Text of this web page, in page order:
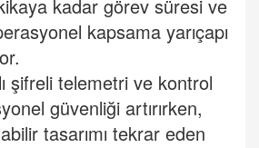
kadar görev süresi ve
kapsama yarıçapı
şifreli telemetri ve kontrol
güvenliği artırırken,
tasarımı tekrar eden